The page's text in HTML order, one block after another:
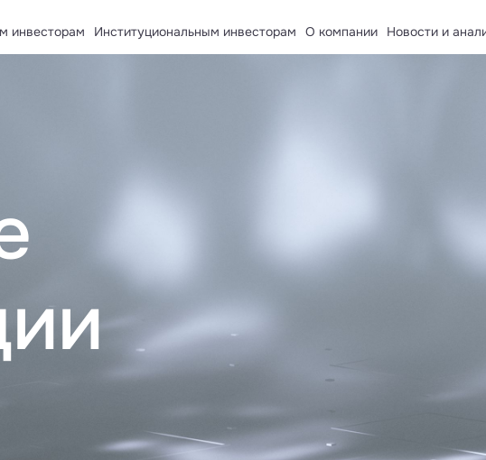
инвесторам Институциональным инвесторам О компании Новости и